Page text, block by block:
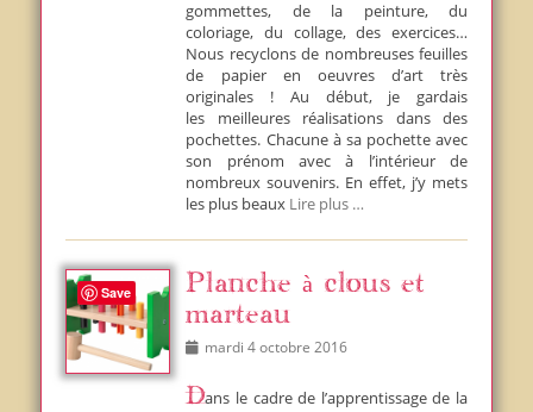
gommettes, de la peinture, du
coloriage, du collage, des exercices…
Nous recyclons de nombreuses feuilles
de papier en oeuvres d’art très
originales ! Au début, je gardais
les meilleures réalisations dans des
pochettes. Chacune à sa pochette avec
son prénom avec à l’intérieur de
nombreux souvenirs. En effet, j’y mets
les plus beaux Lire plus …
Planche à clous et
marteau
Postedmardi 4 octobre 2016
Dans le cadre de l’apprentissage de la
Save